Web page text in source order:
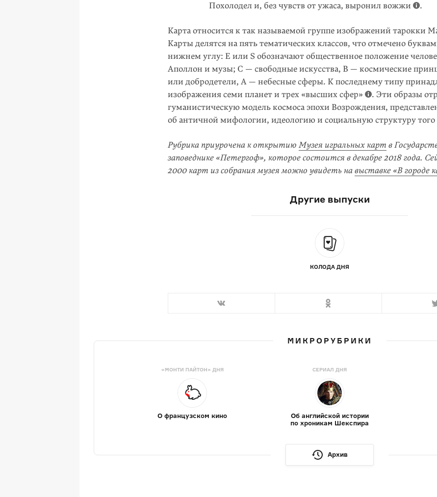
Похолодел и, без чувств от ужаса, выронил вожжи
.
Карта относится к так называемой группе изображений тарокки
Карты делятся на пять тематических классов, что отмечено
нижнем углу: E или S обозначают общественное положение
Аполлон и музы; C — свободные искусства, B — космические
или добродетели, A — небесные сферы. К последнему типу
изобра­жения семи планет и трех «высших сфер»
. Эти образы
гуманистиче­скую модель космоса эпохи Возрождения,
об античной мифоло­гии, идеологию и социальную структуру
Рубрика приурочена к открытию Музея игральных карт в
заповеднике «Петергоф», которое состоится в декабре 2018 года.
2000 карт из собрания музея можно увидеть навыставке «В городе
Другие выпуски
КОЛОДА ДНЯ
МИКРОРУБРИКИ
«МОНТИ ПАЙТОН» ДНЯ
О французском кино
СЕРИАЛ ДНЯ
Об английской истории
по хроникам Шекспира
Архив